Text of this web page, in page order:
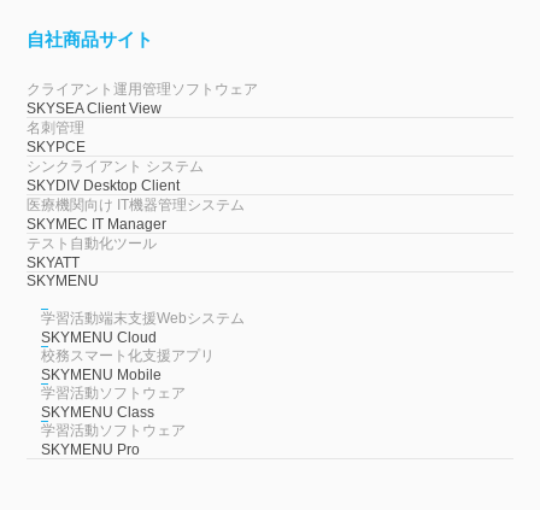
自社商品サイト
クライアント運用管理ソフトウェア
SKYSEA Client View
名刺管理
SKYPCE
シンクライアント システム
SKYDIV Desktop Client
医療機関向け IT機器管理システム
SKYMEC IT Manager
テスト自動化ツール
SKYATT
SKYMENU
学習活動端末支援Webシステム
SKYMENU Cloud
校務スマート化支援アプリ
SKYMENU Mobile
学習活動ソフトウェア
SKYMENU Class
学習活動ソフトウェア
SKYMENU Pro